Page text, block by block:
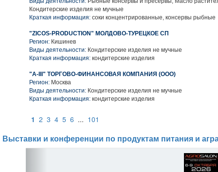
Кондитерские изделия не мучные
Краткая информация: соки концентрированные, консервы рыбные
"ZICOS-PRODUCTION" МОЛДОВО-ТУРЕЦКОЕ СП
Регион: Кишинев
Виды деятельности: Кондитерские изделия не мучные
Краткая информация: кондитерские изделия
"А-III" ТОРГОВО-ФИНАНСОВАЯ КОМПАНИЯ (ООО)
Регион: Москва
Виды деятельности: Кондитерские изделия не мучные
Краткая информация: кондитерские изделия
1 2 3 4 5 6 ... 101
Выставки и конференции по продуктам питания и